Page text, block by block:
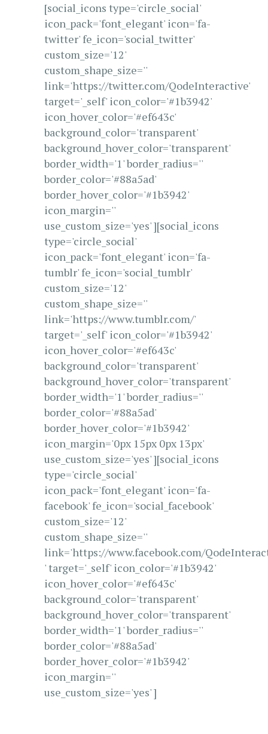
[social_icons type='circle_social'
icon_pack='font_elegant' icon='fa-
twitter' fe_icon='social_twitter'
custom_size='12'
custom_shape_size=''
link='https://twitter.com/QodeInteractive'
target='_self' icon_color='#1b3942'
icon_hover_color='#ef643c'
background_color='transparent'
background_hover_color='transparent'
border_width='1' border_radius=''
border_color='#88a5ad'
border_hover_color='#1b3942'
icon_margin=''
use_custom_size='yes' ][social_icons
type='circle_social'
icon_pack='font_elegant' icon='fa-
tumblr' fe_icon='social_tumblr'
custom_size='12'
custom_shape_size=''
link='https://www.tumblr.com/'
target='_self' icon_color='#1b3942'
icon_hover_color='#ef643c'
background_color='transparent'
background_hover_color='transparent'
border_width='1' border_radius=''
border_color='#88a5ad'
border_hover_color='#1b3942'
icon_margin='0px 15px 0px 13px'
use_custom_size='yes' ][social_icons
type='circle_social'
icon_pack='font_elegant' icon='fa-
facebook' fe_icon='social_facebook'
custom_size='12'
custom_shape_size=''
link='https://www.facebook.com/
' target='_self' icon_color='#1b3942'
icon_hover_color='#ef643c'
background_color='transparent'
background_hover_color='transparent'
border_width='1' border_radius=''
border_color='#88a5ad'
border_hover_color='#1b3942'
icon_margin=''
use_custom_size='yes' ]